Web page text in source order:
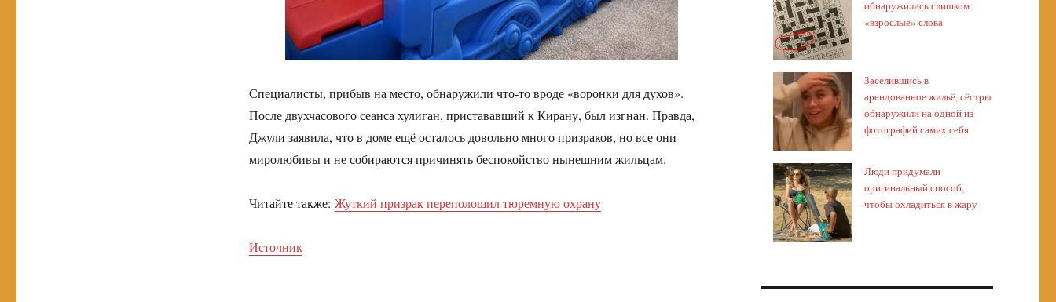
Специалисты, прибыв на место, обнаружили что-то вроде «воронки для духов».
После двухчасового сеанса хулиган, пристававший к Кирану, был изгнан. Правда,
Джули заявила, что в доме ещё осталось довольно много призраков, но все они
миролюбивы и не собираются причинять беспокойство нынешним жильцам.
Читайте также: Жуткий призрак переполошил тюремную охрану
Источник
обнаружились слишком
«взрослые» слова
Заселившись в
арендованное жильё, сёстры
обнаружили на одной из
фотографий самих себя
Люди придумали
оригинальный способ,
чтобы охладиться в жару